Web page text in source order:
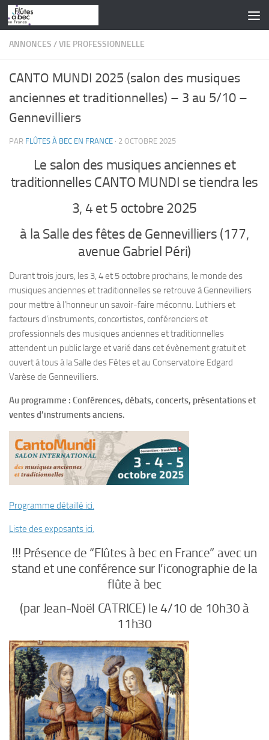
Skip to content
ANNONCES /VIE PROFESSIONNELLE
CANTO MUNDI 2025 (salon des musiques
anciennes et traditionnelles) – 3 au 5/10 –
Gennevilliers
PAR FLÛTES À BEC EN FRANCE · 2 OCTOBRE 2025
Le salon des musiques anciennes et
traditionnelles CANTO MUNDI se tiendra les
3, 4 et 5 octobre 2025
à la Salle des fêtes de Gennevilliers (177,
avenue Gabriel Péri)
Durant trois jours, les 3, 4 et 5 octobre prochains, le monde des
musiques anciennes et traditionnelles se retrouve à Gennevilliers
pour mettre à l’honneur un savoir-faire méconnu. Luthiers et
facteurs d’instruments, concertistes, conférenciers et
professionnels des musiques anciennes et traditionnelles
attendent un public large et varié dans cet évènement gratuit et
ouvert à tous à la Salle des Fêtes et au Conservatoire Edgard
Varèse de Gennevilliers.
Au programme : Conférences, débats, concerts, présentations et
ventes d’instruments anciens.
Programme détaillé ici.
Liste des exposants ici.
!!! Présence de “Flûtes à bec en France” avec un
stand et une conférence sur l’iconographie de la
flûte à bec
(par Jean-Noël CATRICE) le 4/10 de 10h30 à
11h30